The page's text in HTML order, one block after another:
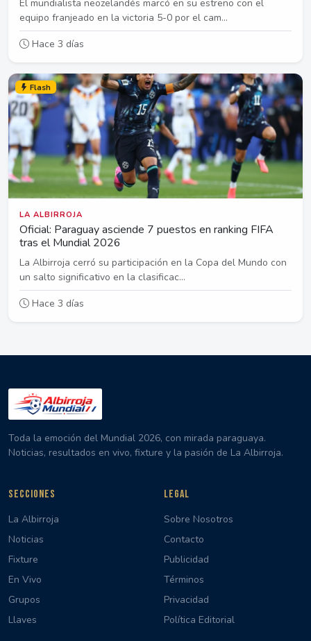
El mundialista neozelandés marcó en su estreno con el
equipo franjeado en la victoria 5-0 por el cam...
Hace 3 días
Flash
LA ALBIRROJA
Oficial: Paraguay asciende 7 puestos en ranking FIFA
tras el Mundial 2026
La Albirroja cerró su participación en la Copa del Mundo con
un salto significativo en la clasificac...
Hace 3 días
Toda la emoción del Mundial 2026, con mirada paraguaya.
Noticias, resultados en vivo, fixture y la pasión de La Albirroja.
SECCIONES
La Albirroja
Noticias
Fixture
En Vivo
Grupos
Llaves
LEGAL
Sobre Nosotros
Contacto
Publicidad
Términos
Privacidad
Política Editorial